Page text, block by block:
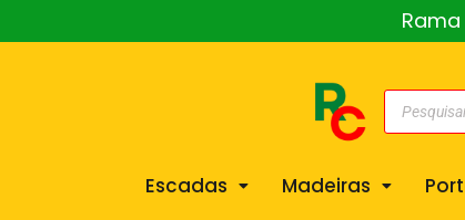
Escadas Madeiras